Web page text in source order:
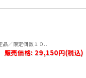
品／限定個数１０..
販売価格: 29,150円(税込)